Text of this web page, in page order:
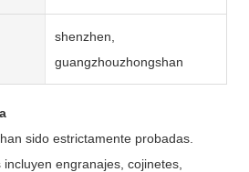
shenzhen,
guangzhouzhongshan
sido estrictamente probadas.
engranajes, cojinetes,